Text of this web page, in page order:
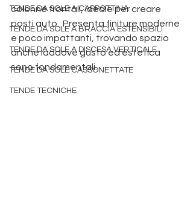
TENDE DA SOLE A CAPPOTTINA
TENDE DA SOLE A BRACCIA ESTENSIBILI
TENDE DA SOLE A DISCESA VERTICALE
TENDE DA SOLE CASSONETTATE
TENDE TECNICHE
colonne frontali, ideale per creare
posti auto.  Presenta finiture moderne
e poco impattanti, trovando spazio
anche laddove gusto ed estetica
sono fondamentali. Produzione
tende da sole padova